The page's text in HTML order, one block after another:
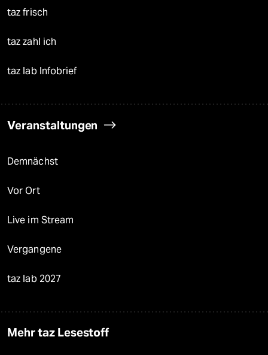
taz frisch
taz zahl ich
taz lab Infobrief
Veranstaltungen
Demnächst
Vor Ort
Live im Stream
Vergangene
taz lab 2027
Mehr taz Lesestoff